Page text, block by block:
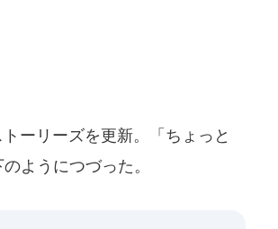
ーリーズを更新。「ちょっと
ようにつづった。